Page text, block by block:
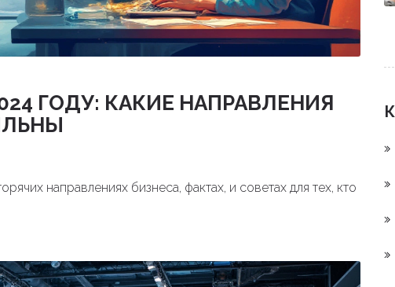
ГОДУ: КАКИЕ НАПРАВЛЕНИЯ
направлениях бизнеса, фактах, и советах для тех, кто